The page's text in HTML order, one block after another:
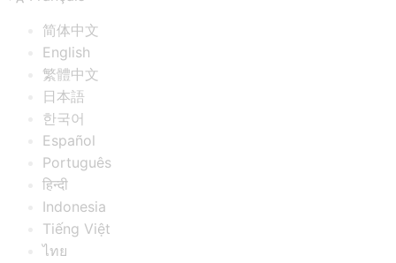
简体中文
English
繁體中文
日本語
한국어
Español
Português
हिन्दी
Indonesia
Tiếng Việt
ไทย